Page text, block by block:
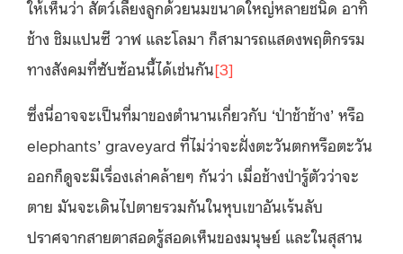
ให้เห็นว่า สัตว์เลี้ยงลูกด้วยนมขนาดใหญ่หลายชนิด อาทิ
ช้าง ชิมแปนซี วาฬ และโลมา ก็สามารถแสดงพฤติกรรม
ทางสังคมที่ซับซ้อนนี้ได้เช่นกัน[3]
ซึ่งนี่อาจจะเป็นที่มาของตำนานเกี่ยวกับ ‘ป่าช้าช้าง’ หรือ
elephants’ graveyard ที่ไม่ว่าจะฝั่งตะวันตกหรือตะวัน
ออกก็ดูจะมีเรื่องเล่าคล้ายๆ กันว่า เมื่อช้างป่ารู้ตัวว่าจะ
ตาย มันจะเดินไปตายรวมกันในหุบเขาอันเร้นลับ
ปราศจากสายตาสอดรู้สอดเห็นของมนุษย์ และในสุสาน